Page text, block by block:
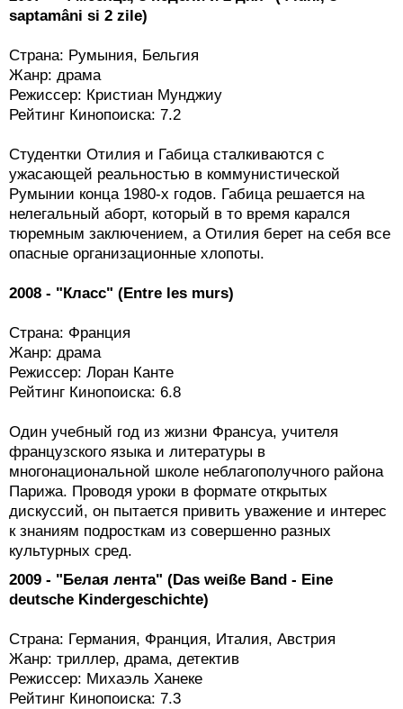
saptamâni si 2 zile)
Страна: Румыния, Бельгия
Жанр: драма
Режиссер: Кристиан Мунджиу
Рейтинг Кинопоиска: 7.2
Студентки Отилия и Габица сталкиваются с
ужасающей реальностью в коммунистической
Румынии конца 1980-х годов. Габица решается на
нелегальный аборт, который в то время карался
тюремным заключением, а Отилия берет на себя все
опасные организационные хлопоты.
2008 - "Класс" (Entre les murs)
Страна: Франция
Жанр: драма
Режиссер: Лоран Канте
Рейтинг Кинопоиска: 6.8
Один учебный год из жизни Франсуа, учителя
французского языка и литературы в
многонациональной школе неблагополучного района
Парижа. Проводя уроки в формате открытых
дискуссий, он пытается привить уважение и интерес
к знаниям подросткам из совершенно разных
культурных сред.
2009 - "Белая лента" (Das weiße Band - Eine
deutsche Kindergeschichte)
Страна: Германия, Франция, Италия, Австрия
Жанр: триллер, драма, детектив
Режиссер: Михаэль Ханеке
Рейтинг Кинопоиска: 7.3